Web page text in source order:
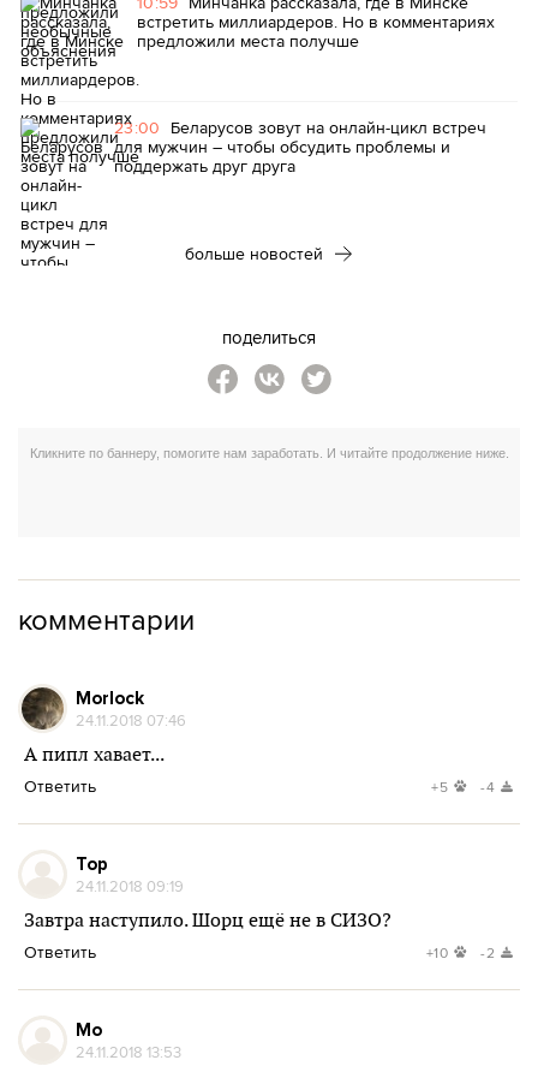
встретить миллиардеров. Но в комментариях
предложили места получше
23:00 Беларусов зовут на онлайн-цикл встреч
для мужчин – чтобы обсудить проблемы и
поддержать друг друга
больше новостей
поделиться
комментарии
Morlock
24.11.2018 07:46
А пипл хавает...
Ответить +5 -4
Тор
24.11.2018 09:19
Завтра наступило. Шорц ещё не в СИЗО?
Ответить +10 -2
Мо
24.11.2018 13:53